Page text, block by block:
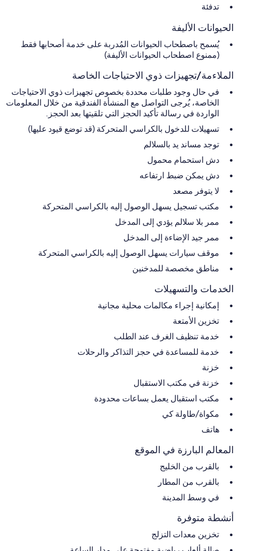
تدفئة
الحيوانات الأليفة
يُسمح باصطحاب الحيوانات المُدربة على خدمة أصحابها فقط
(ممنوع اصطحاب الحيوانات الأليفة)
الملاءمة/تجهيزات ذوي الاحتياجات الخاصة
في حال وجود طلبات محددة بخصوص تجهيزات ذوي الاحتياجات
الخاصة، يُرجى التواصل مع المنشأة الفندقية من خلال المعلومات
الواردة في رسالة تأكيد الحجز التي تلقيتها بعد الحجز.
تسهيلات للدخول بالكراسي المتحركة (قد توضع قيود عليها)
توجد مساند يد بالسلالم
دش استحمام محمول
دش يمكن ضبط ارتفاعه
لا يتوفر مصعد
مكتب تسجيل يسهل الوصول إليه بالكراسي المتحركة
ممر بلا سلالم يؤدي إلى المدخل
ممر جيد الإضاءة إلى المدخل
موقف سيارات يسهل الوصول إليه بالكراسي المتحركة
مناطق مخصصة للمدخنين
الخدمات والتسهيلات
إمكانية إجراء مكالمات محلية مجانية
تخزين الأمتعة
خدمة تنظيف الغرف عند الطلب
خدمة للمساعدة في حجز التذاكر والرحلات
خزنة
خزنة في مكتب الاستقبال
مكتب استقبال يعمل بساعات محدودة
مكواة/طاولة كي
هاتف
المعالم البارزة في الموقع
بالقرب من الخليج
بالقرب من المطار
في وسط المدينة
أنشطة متوفرة
تخزين معدات التزلج